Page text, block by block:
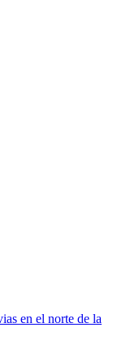
en el norte de la